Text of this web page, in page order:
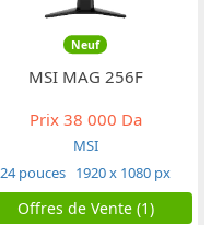
Neuf
MSI ‎MAG 256F
Prix38 000 Da
MSI
24 pouces 1920 x 1080 px
Offres de Vente (1)